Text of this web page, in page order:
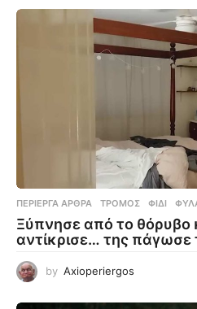
ΠΕΡΊΕΡΓΑ ΆΡΘΡΑ ΤΡΌΜΟΣ ,ΦΊΔΙ ,
Ξύπνησε από το θόρυβο
αντίκρισε… της πάγωσε
by Axioperiergos